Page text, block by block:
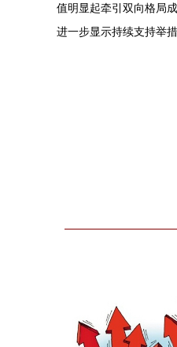
值明显起牵引双向格局
进一步显示持续支持举